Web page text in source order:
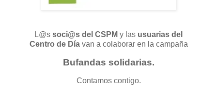
L@s soci@s del CSPM y las usuarias del
Centro de Díavan a colaborar en la campaña
Bufandas solidarias.
Contamos contigo.